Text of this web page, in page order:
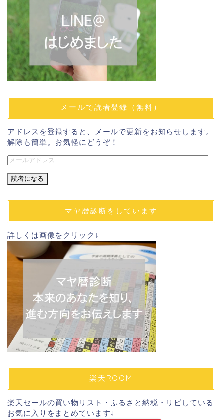
メールで読者登録（無料）
アドレスを登録すると、メールで更新をお知らせします。
解除も簡単。お気軽にどうぞ！
メ
ル
ド
ス
マヤ暦診断をしています
詳しくは画像をクリック↓
楽天ROOM
楽天セールの買い物リスト・ふるさと納税・リピしている
お気に入りをまとめています↓